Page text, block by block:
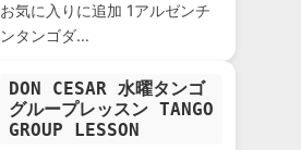
お気に入りに追加 1アルゼンチ
ンタンゴダ…
DON CESAR 水曜タンゴ
グループレッスン TANGO
GROUP LESSON